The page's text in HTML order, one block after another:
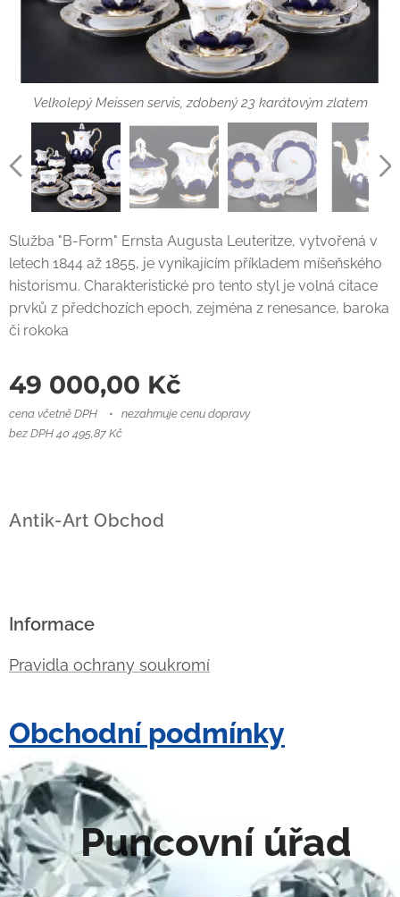
Velkolepý Meissen servis, zdobený 23 karátovým zlatem
Velkolepý Meissen servis, zdobený 23 karátovým zlatem
Velkolepý Meissen servis, zdobený 23 karátovým zlatem
Velkolepý Meissen servis, zdobený 23 karátovým zlatem
Velkolepý Meissen servis, zdobený 23 karátovým zlatem
Služba "B-Form" Ernsta Augusta Leuteritze, vytvořená v
letech 1844 až 1855, je vynikajícím příkladem míšeňského
historismu. Charakteristické pro tento styl je volná citace
prvků z předchozích epoch, zejména z renesance, baroka
či rokoka
49 000,00 Kč
cena včetně DPH
nezahrnuje cenu dopravy
bez DPH 40 495,87 Kč
Antik-Art Obchod
Informace
Pravidla ochrany soukromí
Obchodní podmínky
Puncovní úřad